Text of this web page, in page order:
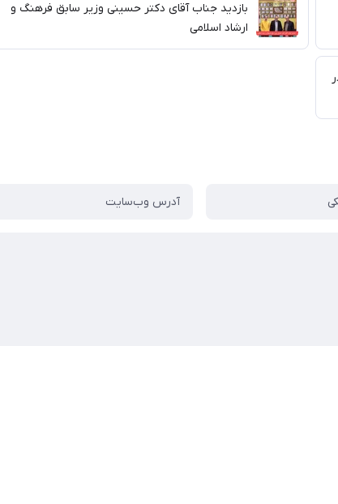
بازدید جناب آقای دکتر حسینی وزیر سابق فرهنگ و
ارشاد اسلامی
در